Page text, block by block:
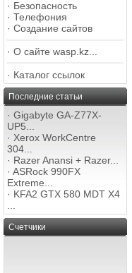
· Безопасность
· Телефония
· Создание сайтов
· О сайте wasp.kz...
· Каталог ссылок
Последние статьи
· Gigabyte GA-Z77X-
UP5...
· Xerox WorkCentre
304...
· Razer Anansi + Razer...
· ASRock 990FX
Extreme...
· KFA2 GTX 580 MDT X4
Счетчики